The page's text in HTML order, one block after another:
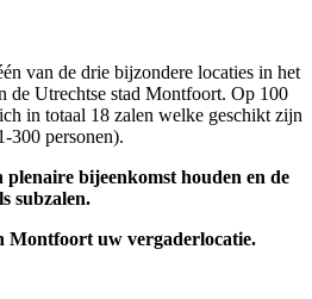
van de drie bijzondere locaties in het
de Utrechtse stad Montfoort. Op 100
in totaal 18 zalen welke geschikt zijn
300 personen).
plenaire bijeenkomst houden en de
subzalen.
Montfoort uw vergaderlocatie.